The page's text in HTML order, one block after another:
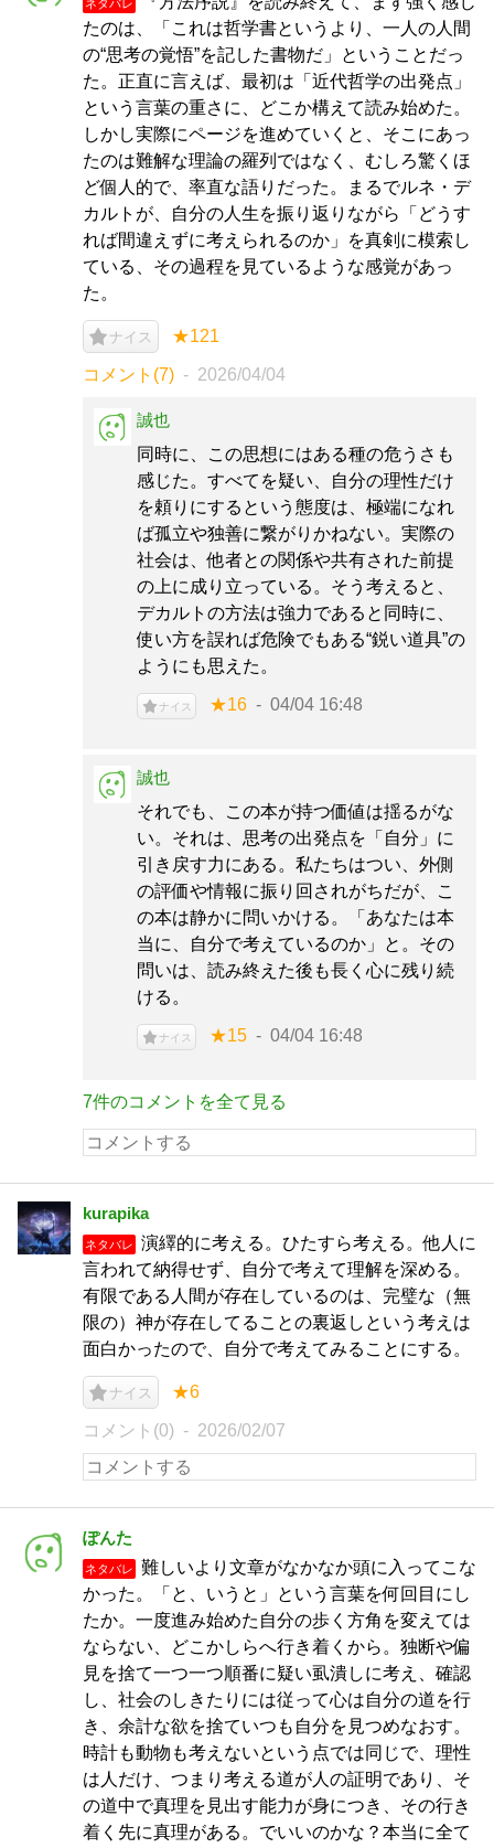
ネタバレ
たのは、「これは哲学書というより、一人の人間
の“思考の覚悟”を記した書物だ」ということだっ
た。正直に言えば、最初は「近代哲学の出発点」
という言葉の重さに、どこか構えて読み始めた。
しかし実際にページを進めていくと、そこにあっ
たのは難解な理論の羅列ではなく、むしろ驚くほ
ど個人的で、率直な語りだった。まるでルネ・デ
カルトが、自分の人生を振り返りながら「どうす
れば間違えずに考えられるのか」を真剣に模索し
ている、その過程を見ているような感覚があっ
た。
ナイス ★121
コメント(7) 2026/04/04
誠也
同時に、この思想にはある種の危うさも
感じた。すべてを疑い、自分の理性だけ
を頼りにするという態度は、極端になれ
ば孤立や独善に繋がりかねない。実際の
社会は、他者との関係や共有された前提
の上に成り立っている。そう考えると、
デカルトの方法は強力であると同時に、
使い方を誤れば危険でもある“鋭い道具”の
ようにも思えた。
ナイス ★16 04/04 16:48
誠也
それでも、この本が持つ価値は揺るがな
い。それは、思考の出発点を「自分」に
引き戻す力にある。私たちはつい、外側
の評価や情報に振り回されがちだが、こ
の本は静かに問いかける。「あなたは本
当に、自分で考えているのか」と。その
問いは、読み終えた後も長く心に残り続
ける。
ナイス ★15 04/04 16:48
7件のコメントを全て見る
kurapika
ネタバレ
演繹的に考える。ひたすら考える。他人に
言われて納得せず、自分で考えて理解を深める。
有限である人間が存在しているのは、完璧な（無
限の）神が存在してることの裏返しという考えは
面白かったので、自分で考えてみることにする。
ナイス ★6
コメント(0) 2026/02/07
ぽんた
ネタバレ
難しいより文章がなかなか頭に入ってこな
かった。「と、いうと」という言葉を何回目にし
たか。一度進み始めた自分の歩く方角を変えては
ならない、どこかしらへ行き着くから。独断や偏
見を捨て一つ一つ順番に疑い虱潰しに考え、確認
し、社会のしきたりには従って心は自分の道を行
き、余計な欲を捨ていつも自分を見つめなおす。
時計も動物も考えないという点では同じで、理性
は人だけ、つまり考える道が人の証明であり、そ
の道中で真理を見出す能力が身につき、その行き
着く先に真理がある。でいいのかな？本当に全て